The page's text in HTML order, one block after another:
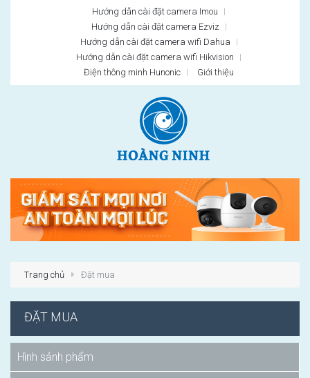
Hướng dẫn cài đặt camera Imou
Hướng dẫn cài đặt camera Ezviz
Hướng dẫn cài đặt camera wifi Dahua
Hướng dẫn cài đặt camera wifi Hikvision
Điện thông minh Hunonic
Giới thiệu
Trang chủ Đặt mua
ĐẶT MUA
Hình sảnh phẩm